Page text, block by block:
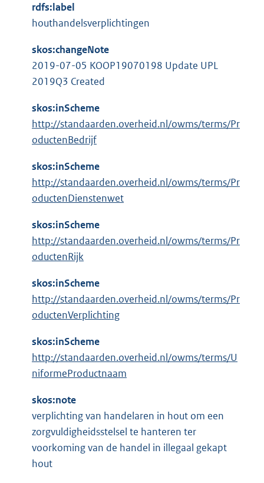
k
:l
n
k
:
e
r
n
e
l
n
k
:
rdfs:label
houthandelsverplichtingen
skos:changeNote
2019-07-05 KOOP19070198 Update UPL
2019Q3 Created
skos:inScheme
http://standaarden.overheid.nl/owms/terms/Pr
oductenBedrijf
skos:inScheme
http://standaarden.overheid.nl/owms/terms/Pr
oductenDienstenwet
skos:inScheme
http://standaarden.overheid.nl/owms/terms/Pr
oductenRijk
skos:inScheme
http://standaarden.overheid.nl/owms/terms/Pr
oductenVerplichting
skos:inScheme
http://standaarden.overheid.nl/owms/terms/U
niformeProductnaam
skos:note
verplichting van handelaren in hout om een
zorgvuldigheidsstelsel te hanteren ter
voorkoming van de handel in illegaal gekapt
hout